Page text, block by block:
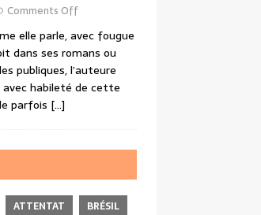
Comments Off
elle parle, avec fougue
dans ses romans ou
publiques, l’auteure
habileté de cette
parfois […]
ATTENTAT
BRÉSIL